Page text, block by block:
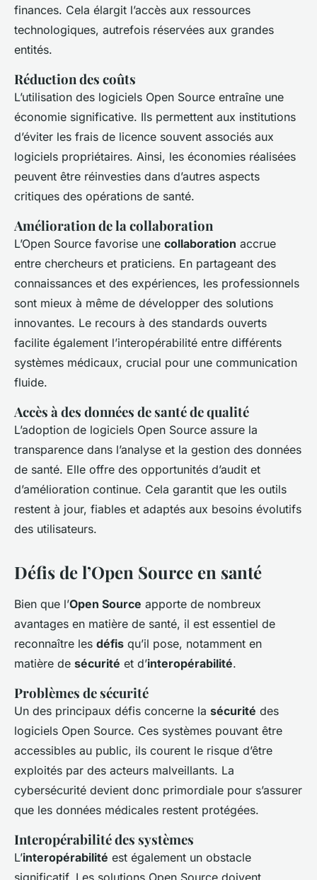
finances. Cela élargit l’accès aux ressources
technologiques, autrefois réservées aux grandes
entités.
Réduction des coûts
L’utilisation des logiciels Open Source entraîne une
économie significative. Ils permettent aux institutions
d’éviter les frais de licence souvent associés aux
logiciels propriétaires. Ainsi, les économies réalisées
peuvent être réinvesties dans d’autres aspects
critiques des opérations de santé.
Amélioration de la collaboration
L’Open Source favorise une collaboration accrue
entre chercheurs et praticiens. En partageant des
connaissances et des expériences, les professionnels
sont mieux à même de développer des solutions
innovantes. Le recours à des standards ouverts
facilite également l’interopérabilité entre différents
systèmes médicaux, crucial pour une communication
fluide.
Accès à des données de santé de qualité
L’adoption de logiciels Open Source assure la
transparence dans l’analyse et la gestion des données
de santé. Elle offre des opportunités d’audit et
d’amélioration continue. Cela garantit que les outils
restent à jour, fiables et adaptés aux besoins évolutifs
des utilisateurs.
Défis de l’Open Source en santé
Bien que l’Open Source apporte de nombreux
avantages en matière de santé, il est essentiel de
reconnaître les défis qu’il pose, notamment en
matière de sécurité et d’interopérabilité.
Problèmes de sécurité
Un des principaux défis concerne la sécurité des
logiciels Open Source. Ces systèmes pouvant être
accessibles au public, ils courent le risque d’être
exploités par des acteurs malveillants. La
cybersécurité devient donc primordiale pour s’assurer
que les données médicales restent protégées.
Interopérabilité des systèmes
L’interopérabilité est également un obstacle